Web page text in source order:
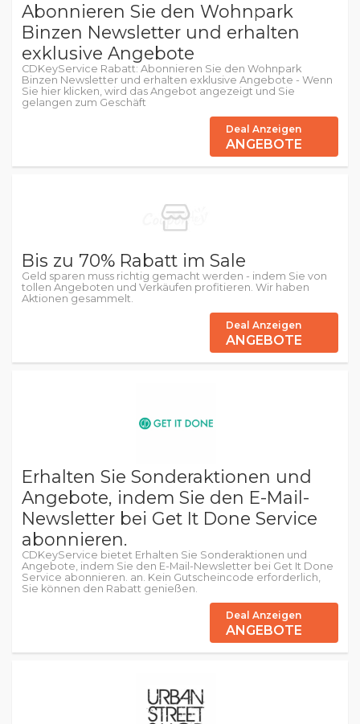
Abonnieren Sie den Wohnpark
Binzen Newsletter und erhalten
exklusive Angebote
CDKeyService Rabatt: Abonnieren Sie den Wohnpark
Binzen Newsletter und erhalten exklusive Angebote - Wenn
Sie hier klicken, wird das Angebot angezeigt und Sie
gelangen zum Geschäft
Deal Anzeigen
ANGEBOTE
Bis zu 70% Rabatt im Sale
Geld sparen muss richtig gemacht werden - indem Sie von
tollen Angeboten und Verkäufen profitieren. Wir haben
Aktionen gesammelt.
Deal Anzeigen
ANGEBOTE
Erhalten Sie Sonderaktionen und
Angebote, indem Sie den E-Mail-
Newsletter bei Get It Done Service
abonnieren.
CDKeyService bietet Erhalten Sie Sonderaktionen und
Angebote, indem Sie den E-Mail-Newsletter bei Get It Done
Service abonnieren. an. Kein Gutscheincode erforderlich,
Sie können den Rabatt genießen.
Deal Anzeigen
ANGEBOTE